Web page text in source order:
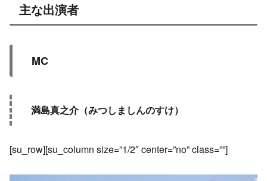
主な出演者
MC
満島真之介（みつしましんのすけ）
[su_row][su_column size=”1/2″ center=”no” class=””]